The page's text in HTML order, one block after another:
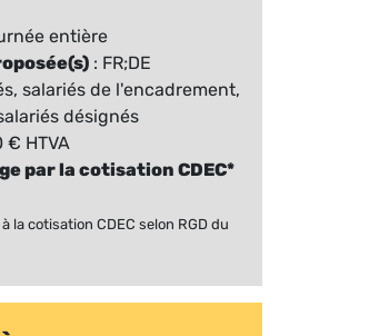
entière
: FR;DE
salariés de l'encadrement,
désignés
€ HTVA
par la cotisation CDEC*
la cotisation CDEC selon RGD du